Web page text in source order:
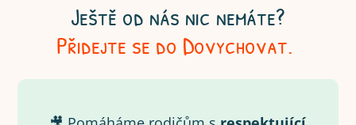
Ještě od nás nic nemáte?
Přidejte se do Dovychovat.